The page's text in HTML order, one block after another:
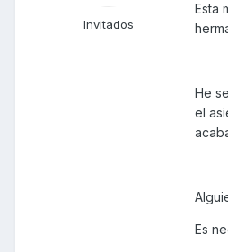
Invitados
Esta
He
el
Es